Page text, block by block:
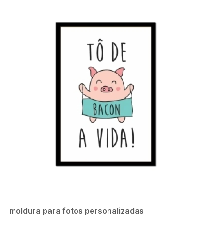
moldura para fotos personalizadas